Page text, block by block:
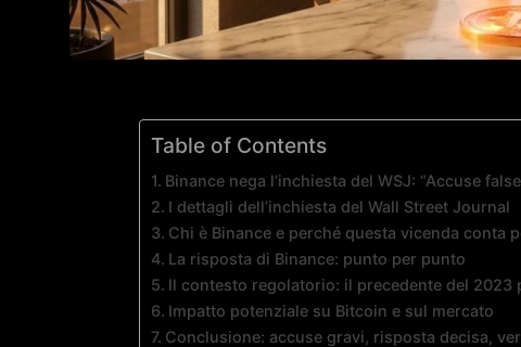
Table of Contents
Binance nega l’inchiesta del WSJ: “Accuse
I dettagli dell’inchiesta del Wall Street Journal
Chi è Binance e perché questa vicenda conta
La risposta di Binance: punto per punto
Il contesto regolatorio: il precedente del 2023
Impatto potenziale su Bitcoin e sul mercato
Conclusione: accuse gravi, risposta decisa,